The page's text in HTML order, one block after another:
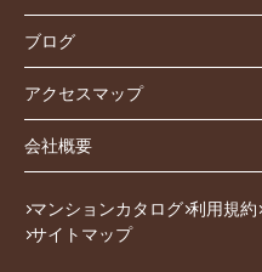
ブログ
アクセスマップ
会社概要
マンションカタログ 利用規約
サイトマップ